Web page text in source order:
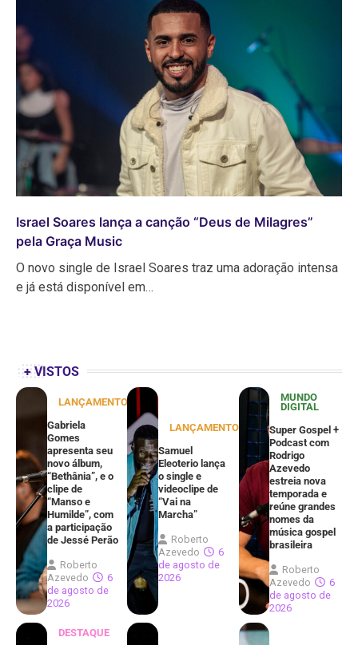
Israel Soares lança a canção “Deus de Milagres”
pela Graça Music
O novo single de Israel Soares traz uma adoração intensa
e já está disponível em…
+ VISTOS
LANÇAMENTOS
Gabriela
Gomes
apresenta seu
novo álbum,
“Bethânia”, e o
clipe de
“Manso e
Humilde”, com
a participação
de Jessé Perão
Roberto
Azevedo
6
de agosto de
2026
LANÇAMENTOS
Samuel
Eleoterio lança
o single e
videoclipe de
“Vai na
Marcha”
Roberto
Azevedo
6
de agosto de
2026
MUNDO
DIGITAL
Super Gospel +
Podcast com
Rodrigo
Azevedo
estreia nova
temporada e
reúne grandes
nomes da
música gospel
brasileira
Roberto
Azevedo
6
de agosto de
2026
DESTAQUE